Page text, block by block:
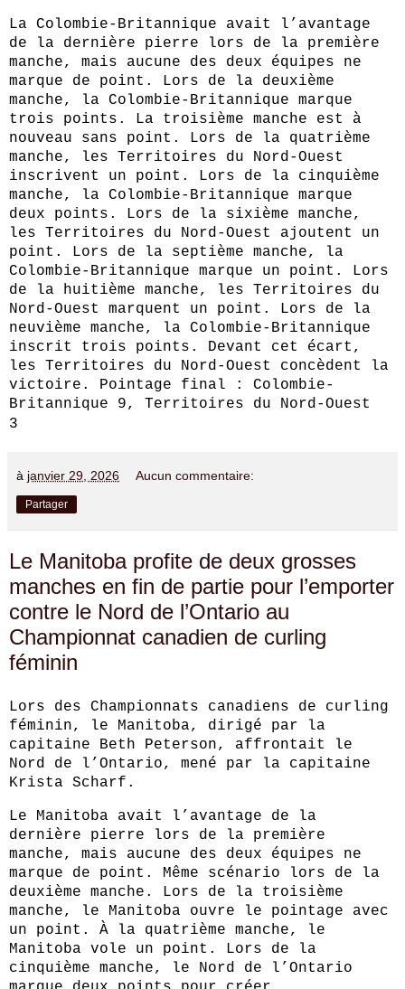
La Colombie-Britannique avait l’avantage
de la dernière pierre lors de la première
manche, mais aucune des deux équipes ne
marque de point. Lors de la deuxième
manche, la Colombie-Britannique marque
trois points. La troisième manche est à
nouveau sans point. Lors de la quatrième
manche, les Territoires du Nord-Ouest
inscrivent un point. Lors de la cinquième
manche, la Colombie-Britannique marque
deux points. Lors de la sixième manche,
les Territoires du Nord-Ouest ajoutent un
point. Lors de la septième manche, la
Colombie-Britannique marque un point. Lors
de la huitième manche, les Territoires du
Nord-Ouest marquent un point. Lors de la
neuvième manche, la Colombie-Britannique
inscrit trois points. Devant cet écart,
les Territoires du Nord-Ouest concèdent la
victoire. Pointage final : Colombie-
Britannique 9, Territoires du Nord-Ouest
3
à janvier 29, 2026 Aucun commentaire:
Partager
Le Manitoba profite de deux grosses
manches en fin de partie pour l’emporter
contre le Nord de l’Ontario au
Championnat canadien de curling
féminin
Lors des Championnats canadiens de curling
féminin, le Manitoba, dirigé par la
capitaine Beth Peterson, affrontait le
Nord de l’Ontario, mené par la capitaine
Krista Scharf.
Le Manitoba avait l’avantage de la
dernière pierre lors de la première
manche, mais aucune des deux équipes ne
marque de point. Même scénario lors de la
deuxième manche. Lors de la troisième
manche, le Manitoba ouvre le pointage avec
un point. À la quatrième manche, le
Manitoba vole un point. Lors de la
cinquième manche, le Nord de l’Ontario